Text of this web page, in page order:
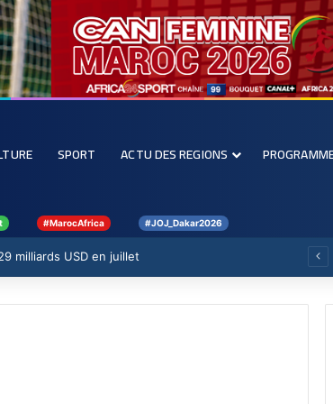
SPORT ACTU DES REGIONS
#MarocAfrica #JOJ_Dakar2026
milliards USD en juillet